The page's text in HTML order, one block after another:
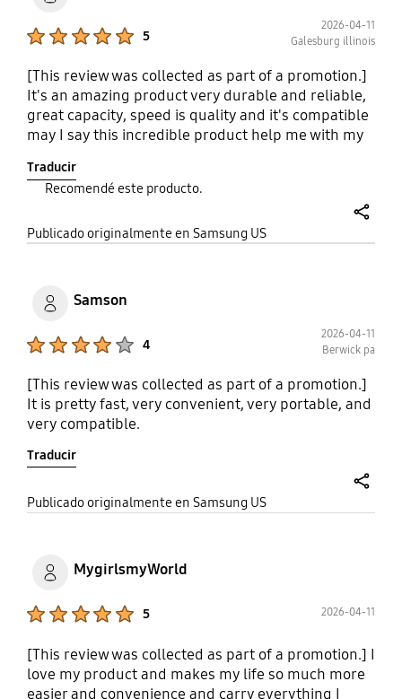
5
2026-04-11
Galesburg illinois
[This review was collected as part of a promotion.]
It's an amazing product very durable and reliable,
great capacity, speed is quality and it's compatible
may I say this incredible product help me with my
Traducir
Recomendé este producto.
Publicado originalmente en Samsung US
Samson
4
2026-04-11
Berwick pa
[This review was collected as part of a promotion.]
It is pretty fast, very convenient, very portable, and
very compatible.
Traducir
Publicado originalmente en Samsung US
MygirlsmyWorld
5 2026-04-11
[This review was collected as part of a promotion.] I
love my product and makes my life so much more
easier and convenience and carry everything I